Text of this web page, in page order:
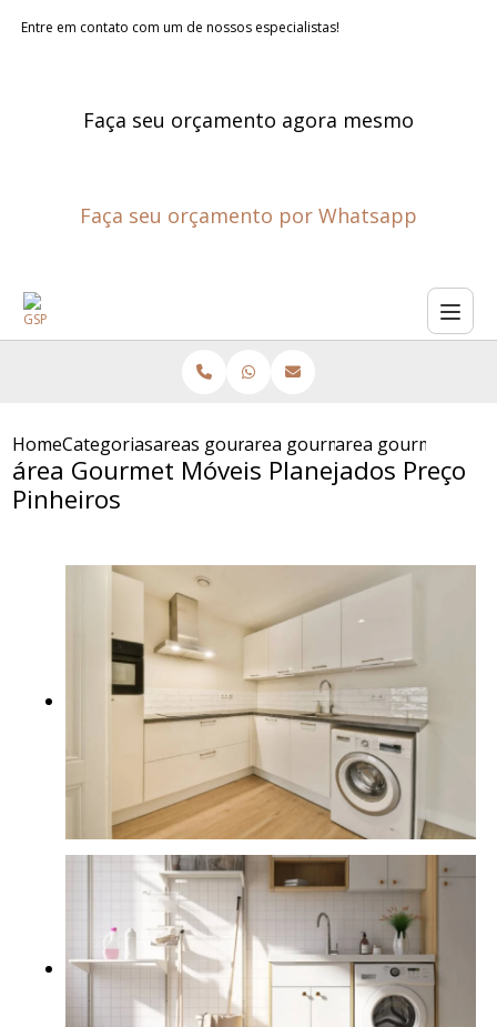
Entre em contato com um de nossos especialistas!
Faça seu orçamento agora mesmo
Faça seu orçamento por Whatsapp
HomeCategoriasareas gourmet planejadas
area gourmet pequena
area gourmet
área Gourmet Móveis Planejados Preço
Pinheiros